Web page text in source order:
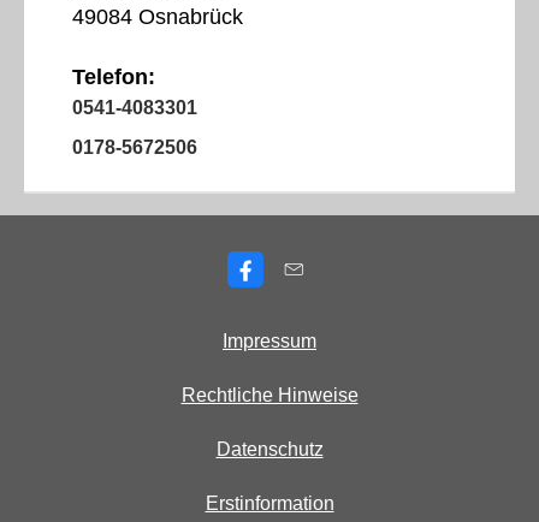
49084 Osnabrück
Telefon:
0541-4083301
0178-5672506
Impressum
Rechtliche Hinweise
Datenschutz
Erstinformation